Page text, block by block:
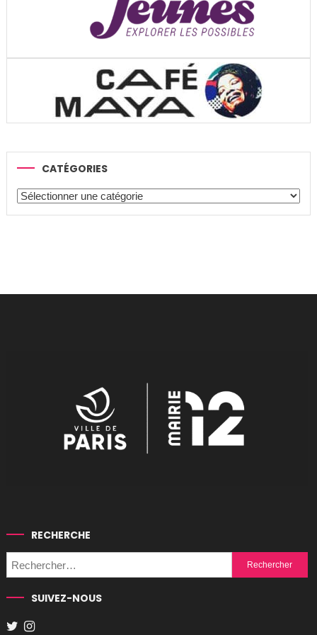
CATÉGORIES
Catégories
RECHERCHE
Rechercher :
SUIVEZ-NOUS